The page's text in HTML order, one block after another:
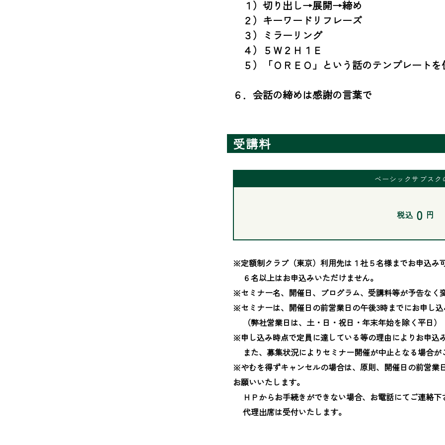
１）切り出し→展開→締め
２）キーワードリフレーズ
３）ミラーリング
４）５Ｗ２Ｈ１Ｅ
５）「ＯＲＥＯ」という話のテンプレートを
６．会話の締めは感謝の言葉で
受講料
ベーシックサブスク
税込 0 円
※定額制クラブ（東京）利用先は１社５名様までお申込み
６名以上はお申込みいただけません。
※セミナー名、開催日、プログラム、受講料等が予告なく
※セミナーは、開催日の前営業日の午後3時までにお申し込
（弊社営業日は、土・日・祝日・年末年始を除く平日）
※申し込み時点で定員に達している等の理由によりお申込
また、募集状況によりセミナー開催が中止となる場合が
※やむを得ずキャンセルの場合は、原則、開催日の前営業
お願いいたします。
ＨＰからお手続きができない場合、お電話にてご連絡下
代理出席は受付いたします。